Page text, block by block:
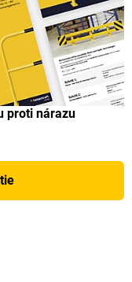
proti nárazu